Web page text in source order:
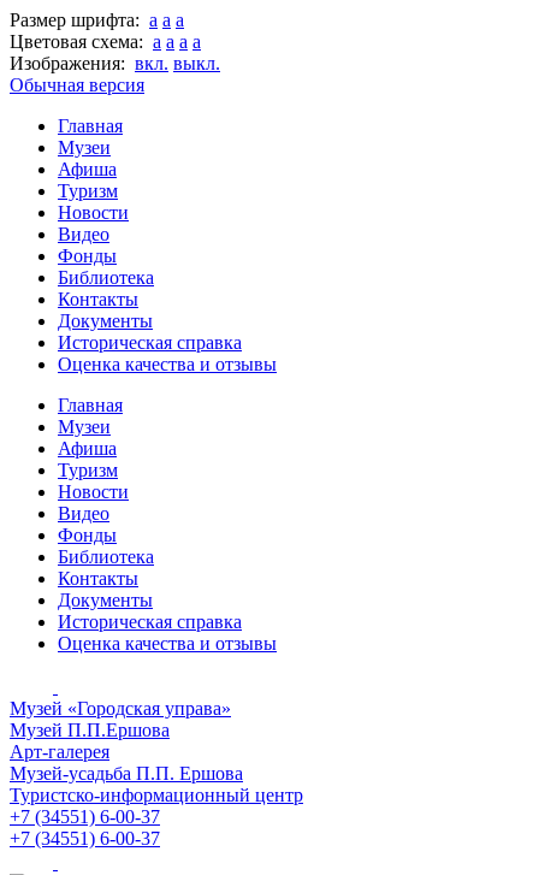
Размер шрифта: a a a
Цветовая схема: a a a a
Изображения: вкл. выкл.
Обычная версия
Главная
Музеи
Афиша
Туризм
Новости
Видео
Фонды
Библиотека
Контакты
Документы
Историческая справка
Оценка качества и отзывы
Главная
Музеи
Афиша
Туризм
Новости
Видео
Фонды
Библиотека
Контакты
Документы
Историческая справка
Оценка качества и отзывы
Музей «Городская управа»
Музей П.П.Ершова
Арт-галерея
Музей-усадьба П.П. Ершова
Туристско-информационный центр
+7 (34551) 6-00-37
+7 (34551) 6-00-37